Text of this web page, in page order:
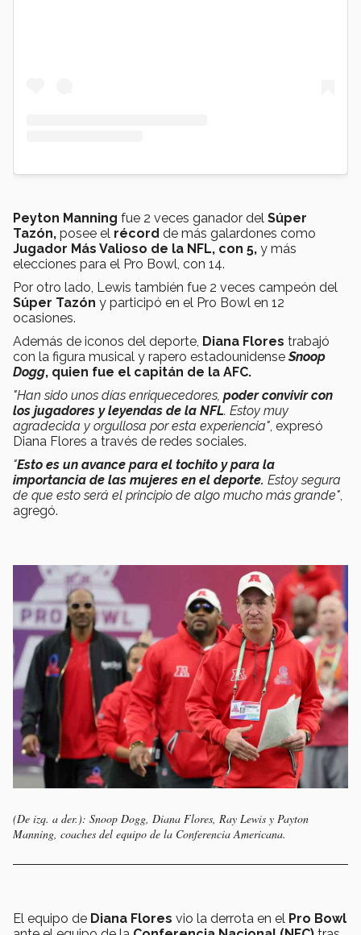
Peyton Manning fue 2 veces ganador del Súper
Tazón, posee el récord de más galardones como
Jugador Más Valioso de la NFL, con 5, y más
elecciones para el Pro Bowl, con 14.
Por otro lado, Lewis también fue 2 veces campeón del
Súper Tazón y participó en el Pro Bowl en 12
ocasiones.
Además de iconos del deporte, Diana Flores trabajó
con la figura musical y rapero estadounidenseSnoop
Dogg, quien fue el capitán de la AFC.
"Han sido unos días enriquecedores, poder convivir con
los jugadores y leyendas de la NFL. Estoy muy
agradecida y orgullosa por esta experiencia", expresó
Diana Flores a través de redes sociales.
"Esto es un avance para el tochito y para la
importancia de las mujeres en el deporte. Estoy segura
de que esto será el principio de algo mucho más grande",
agregó.
(De izq. a der.): Snoop Dogg, Diana Flores, Ray Lewis y Payton
Manning, coaches del equipo de la Conferencia Americana.
El equipo de Diana Flores vio la derrota en el Pro Bowl